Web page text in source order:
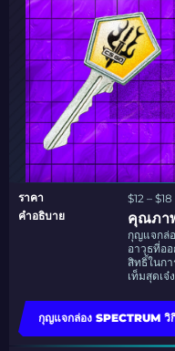
ราคา
$12 – $18
คำอธิบาย
คุณภา
กุญแจกล่
อาวุธที่อ
สิทธิ์ในก
เท็มสุดเ
กุญแจกล่อง SPECTRUM วิ